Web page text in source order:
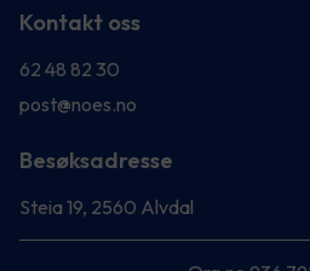
Kontakt oss
62 48 82 30
post@noes.no
Besøksadresse
Steia 19, 2560 Alvdal